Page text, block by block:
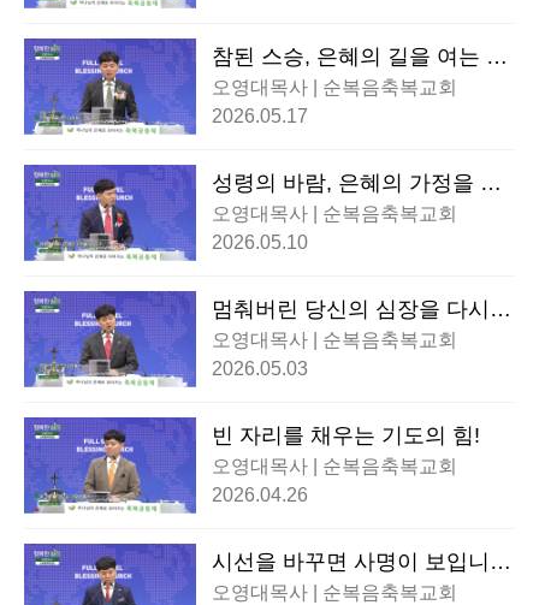
참된 스승, 은혜의 길을 여는 이
정표!
오영대목사 | 순복음축복교회
2026.05.17
성령의 바람, 은혜의 가정을 세
우다!
오영대목사 | 순복음축복교회
2026.05.10
멈춰버린 당신의 심장을 다시
뛰게 할 불!
오영대목사 | 순복음축복교회
2026.05.03
빈 자리를 채우는 기도의 힘!
오영대목사 | 순복음축복교회
2026.04.26
시선을 바꾸면 사명이 보입니
다!
오영대목사 | 순복음축복교회